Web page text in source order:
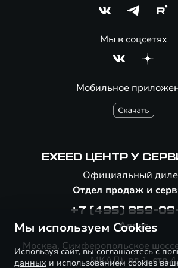
Мобильное
Мы в соцсетях
EXEED ЦЕНТР У
Официальный
Отдел продаж и
+7 (495) 859-
Адрес
Москва, Симферопольское
МКАД), вл.1, стр.4
Мы используем Cookies
Используя сайт, вы соглашаетесь с
данных и использованием cookies